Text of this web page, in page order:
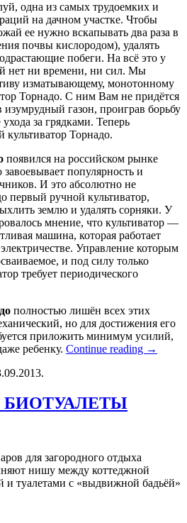
одна из самых трудоемких и
на дачном участке. Чтобы
ее нужно вскапывать два раза в
почвы кислородом), удалять
побеги. На всё это у
нет ни времени, ни сил. Мы
изматывающему, монотонному
Торнадо. С ним Вам не придётся
изумрудный газон, проиграв борьбу
за грядками. Теперь
культиватор Торнадо.
появился на российском рынке
популярность и
И это абсолютно не
первый ручной культиватор,
землю и удалять сорняки. У
мнение, что культиватор —
машина, которая работает
Управление которым
и под силу только
требует периодического
полностью лишён всех этих
но для достижения его
приложить минимум усилий,
ребенку. Continue reading →
БИОТУАЛЕТЫ
для загородного отдыха
нишу между коттеджной
и туалетами с «выдвижной бадьёй»